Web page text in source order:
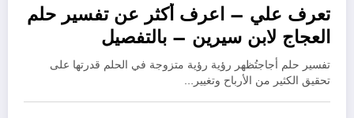
تعرف علي – اعرف أكثر عن تفسير حلم
العجاج لابن سيرين – بالتفصيل
تفسير حلم أجاجتُظهر رؤية رؤية متزوجة في الحلم قدرتها على
تحقيق الكثير من الأرباح وتغيير…